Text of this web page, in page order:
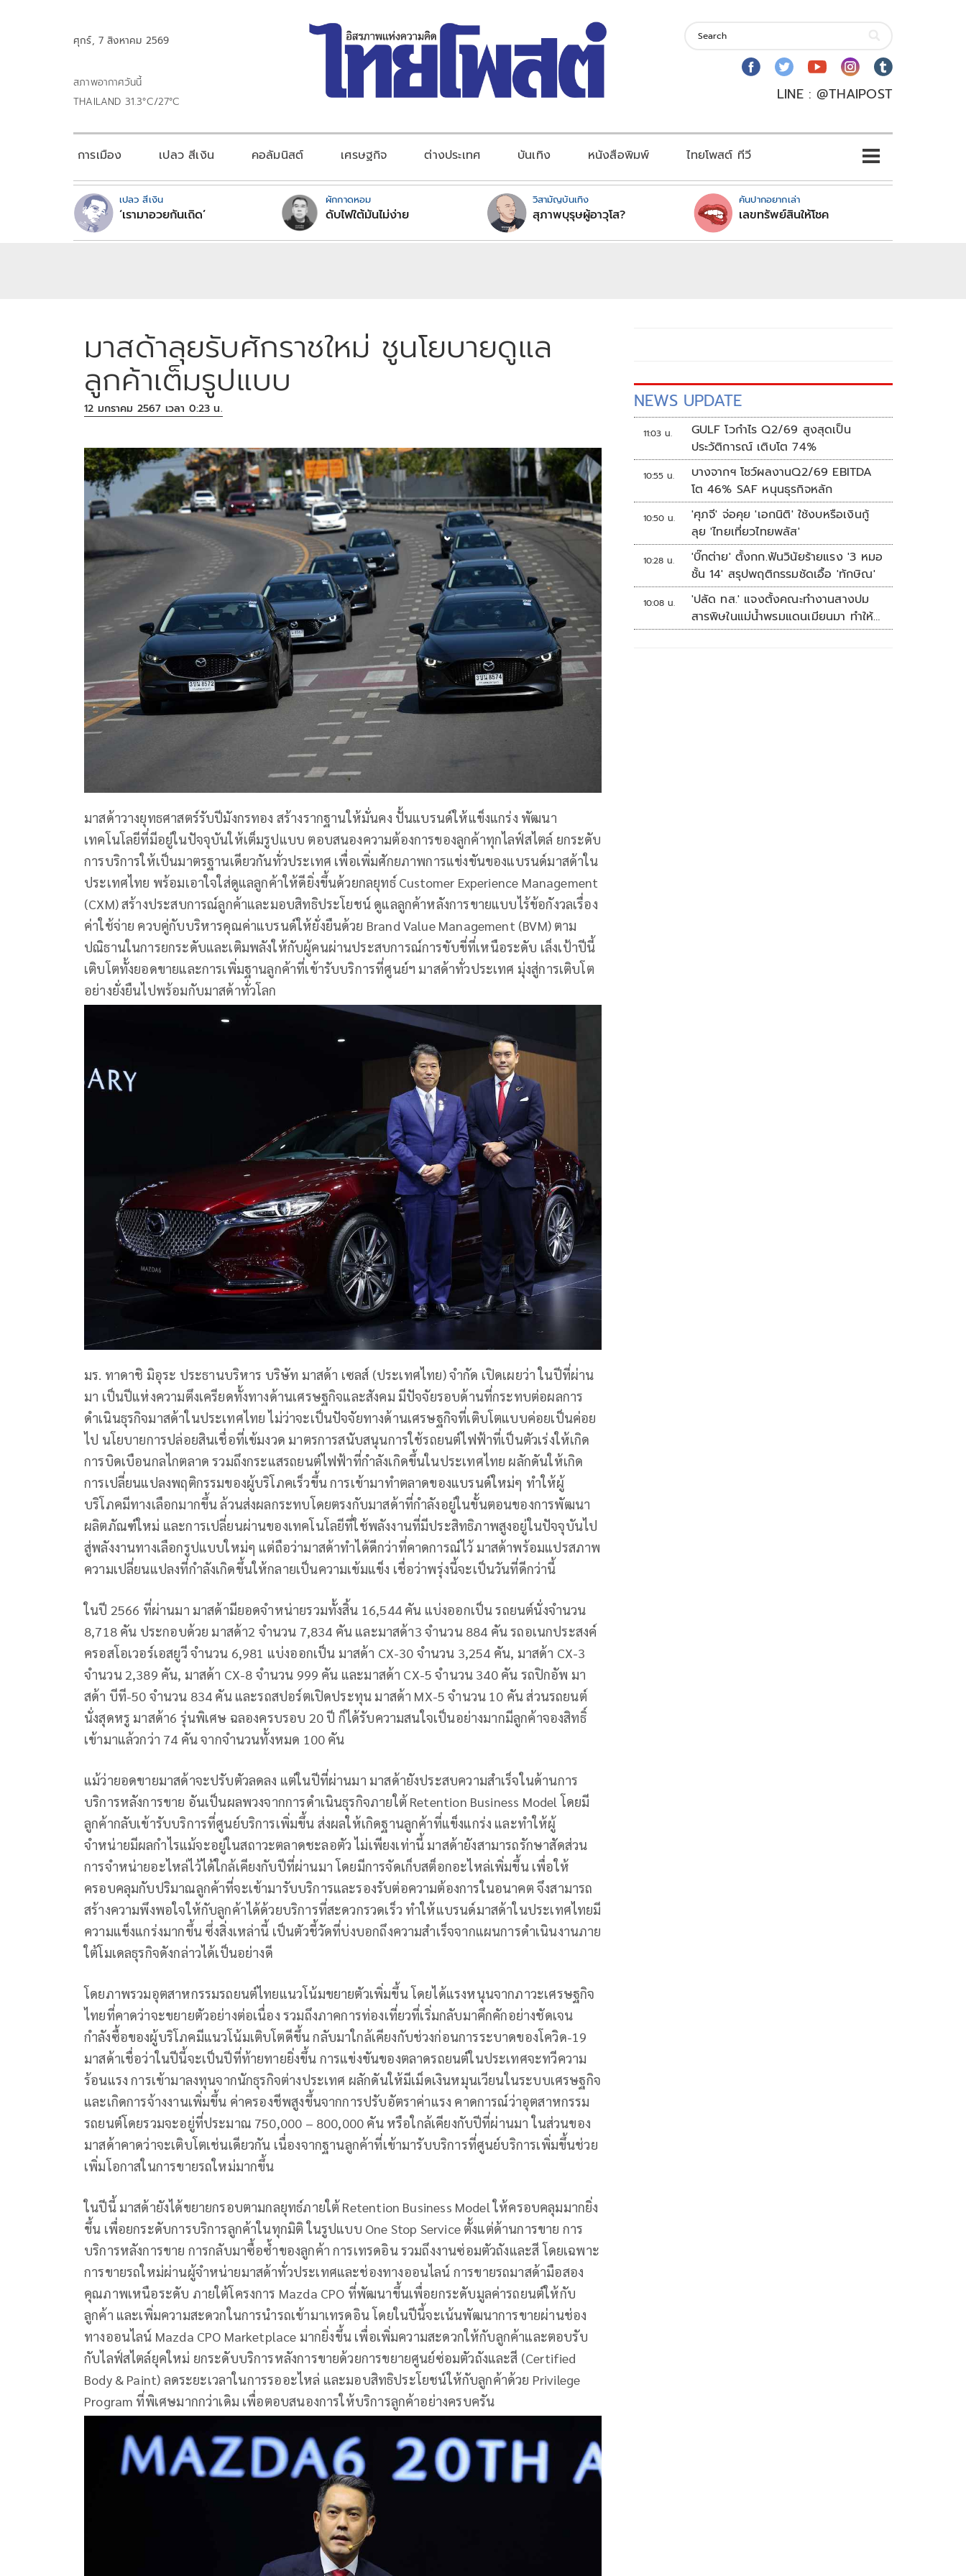
ศุกร์, 7 สิงหาคม 2569
สภาพอากาศวันนี้
THAILAND 31.3°C/27°C
LINE : @THAIPOST
การเมือง เปลว สีเงิน คอลัมนิสต์ เศรษฐกิจ ต่างประเทศ บันเทิง หนังสือพิมพ์ ไทยโพสต์ ทีวี
เปลว สีเงิน
‘เรามาอวยกันเถิด’
ผักกาดหอม
ดับไฟใต้มันไม่ง่าย
วิสามัญบันเทิง
สุภาพบุรุษผู้อาวุโส?
คันปากอยากเล่า
เลขทรัพย์สินให้โชค
มาสด้าลุยรับศักราชใหม่ ชูนโยบายดูแล
ลูกค้าเต็มรูปแบบ
12 มกราคม 2567 เวลา 0:23 น.
มาสด้าวางยุทธศาสตร์รับปีมังกรทอง สร้างรากฐานให้มั่นคง ปั้นแบรนด์ให้แข็งแกร่ง พัฒนา
เทคโนโลยีที่มีอยู่ในปัจจุบันให้เต็มรูปแบบ ตอบสนองความต้องการของลูกค้าทุกไลฟ์สไตล์ ยกระดับ
การบริการให้เป็นมาตรฐานเดียวกันทั่วประเทศ เพื่อเพิ่มศักยภาพการแข่งขันของแบรนด์มาสด้าใน
ประเทศไทย พร้อมเอาใจใส่ดูแลลูกค้าให้ดียิ่งขึ้นด้วยกลยุทธ์ Customer Experience Management
(CXM) สร้างประสบการณ์ลูกค้าและมอบสิทธิประโยชน์ ดูแลลูกค้าหลังการขายแบบไร้ข้อกังวลเรื่อง
ค่าใช้จ่าย ควบคู่กับบริหารคุณค่าแบรนด์ให้ยั่งยืนด้วย Brand Value Management (BVM) ตาม
ปณิธานในการยกระดับและเติมพลังให้กับผู้คนผ่านประสบการณ์การขับขี่ที่เหนือระดับ เล็งเป้าปีนี้
เติบโตทั้งยอดขายและการเพิ่มฐานลูกค้าที่เข้ารับบริการที่ศูนย์ฯ มาสด้าทั่วประเทศ มุ่งสู่การเติบโต
อย่างยั่งยืนไปพร้อมกับมาสด้าทั่วโลก
มร. ทาดาชิ มิอุระ ประธานบริหาร บริษัท มาสด้า เซลส์ (ประเทศไทย) จำกัด เปิดเผยว่า ในปีที่ผ่าน
มา เป็นปีแห่งความตึงเครียดทั้งทางด้านเศรษฐกิจและสังคม มีปัจจัยรอบด้านที่กระทบต่อผลการ
ดำเนินธุรกิจมาสด้าในประเทศไทย ไม่ว่าจะเป็นปัจจัยทางด้านเศรษฐกิจที่เติบโตแบบค่อยเป็นค่อย
ไป นโยบายการปล่อยสินเชื่อที่เข้มงวด มาตรการสนับสนุนการใช้รถยนต์ไฟฟ้าที่เป็นตัวเร่งให้เกิด
การบิดเบือนกลไกตลาด รวมถึงกระแสรถยนต์ไฟฟ้าที่กำลังเกิดขึ้นในประเทศไทย ผลักดันให้เกิด
การเปลี่ยนแปลงพฤติกรรมของผู้บริโภคเร็วขึ้น การเข้ามาทำตลาดของแบรนด์ใหม่ๆ ทำให้ผู้
บริโภคมีทางเลือกมากขึ้น ล้วนส่งผลกระทบโดยตรงกับมาสด้าที่กำลังอยู่ในขั้นตอนของการพัฒนา
ผลิตภัณฑ์ใหม่ และการเปลี่ยนผ่านของเทคโนโลยีที่ใช้พลังงานที่มีประสิทธิภาพสูงอยู่ในปัจจุบันไป
สู่พลังงานทางเลือกรูปแบบใหม่ๆ แต่ถือว่ามาสด้าทำได้ดีกว่าที่คาดการณ์ไว้ มาสด้าพร้อมแปรสภาพ
ความเปลี่ยนแปลงที่กำลังเกิดขึ้นให้กลายเป็นความเข้มแข็ง เชื่อว่าพรุ่งนี้จะเป็นวันที่ดีกว่านี้
ในปี 2566 ที่ผ่านมา มาสด้ามียอดจำหน่ายรวมทั้งสิ้น 16,544 คัน แบ่งออกเป็น รถยนต์นั่งจำนวน
8,718 คัน ประกอบด้วย มาสด้า2 จำนวน 7,834 คัน และมาสด้า3 จำนวน 884 คัน รถอเนกประสงค์
ครอสโอเวอร์เอสยูวี จำนวน 6,981 แบ่งออกเป็น มาสด้า CX-30 จำนวน 3,254 คัน, มาสด้า CX-3
จำนวน 2,389 คัน, มาสด้า CX-8 จำนวน 999 คัน และมาสด้า CX-5 จำนวน 340 คัน รถปิกอัพ มา
สด้า บีที-50 จำนวน 834 คัน และรถสปอร์ตเปิดประทุน มาสด้า MX-5 จำนวน 10 คัน ส่วนรถยนต์
นั่งสุดหรู มาสด้า6 รุ่นพิเศษ ฉลองครบรอบ 20 ปี ก็ได้รับความสนใจเป็นอย่างมากมีลูกค้าจองสิทธิ์
เข้ามาแล้วกว่า 74 คัน จากจำนวนทั้งหมด 100 คัน
แม้ว่ายอดขายมาสด้าจะปรับตัวลดลง แต่ในปีที่ผ่านมา มาสด้ายังประสบความสำเร็จในด้านการ
บริการหลังการขาย อันเป็นผลพวงจากการดำเนินธุรกิจภายใต้ Retention Business Model โดยมี
ลูกค้ากลับเข้ารับบริการที่ศูนย์บริการเพิ่มขึ้น ส่งผลให้เกิดฐานลูกค้าที่แข็งแกร่ง และทำให้ผู้
จำหน่ายมีผลกำไรแม้จะอยู่ในสถาวะตลาดชะลอตัว ไม่เพียงเท่านี้ มาสด้ายังสามารถรักษาสัดส่วน
การจำหน่ายอะไหล่ไว้ได้ใกล้เคียงกับปีที่ผ่านมา โดยมีการจัดเก็บสต็อกอะไหล่เพิ่มขึ้น เพื่อให้
ครอบคลุมกับปริมาณลูกค้าที่จะเข้ามารับบริการและรองรับต่อความต้องการในอนาคต จึงสามารถ
สร้างความพึงพอใจให้กับลูกค้าได้ด้วยบริการที่สะดวกรวดเร็ว ทำให้แบรนด์มาสด้าในประเทศไทยมี
ความแข็งแกร่งมากขึ้น ซึ่งสิ่งเหล่านี้ เป็นตัวชี้วัดที่บ่งบอกถึงความสำเร็จจากแผนการดำเนินงานภาย
ใต้โมเดลธุรกิจดังกล่าวได้เป็นอย่างดี
โดยภาพรวมอุตสาหกรรมรถยนต์ไทยแนวโน้มขยายตัวเพิ่มขึ้น โดยได้แรงหนุนจากภาวะเศรษฐกิจ
ไทยที่คาดว่าจะขยายตัวอย่างต่อเนื่อง รวมถึงภาคการท่องเที่ยวที่เริ่มกลับมาคึกคักอย่างชัดเจน
กำลังซื้อของผู้บริโภคมีแนวโน้มเติบโตดีขึ้น กลับมาใกล้เคียงกับช่วงก่อนการระบาดของโควิด-19
มาสด้าเชื่อว่าในปีนี้จะเป็นปีที่ท้ายทายยิ่งขึ้น การแข่งขันของตลาดรถยนต์ในประเทศจะทวีความ
ร้อนแรง การเข้ามาลงทุนจากนักธุรกิจต่างประเทศ ผลักดันให้มีเม็ดเงินหมุนเวียนในระบบเศรษฐกิจ
และเกิดการจ้างงานเพิ่มขึ้น ค่าครองชีพสูงขึ้นจากการปรับอัตราค่าแรง คาดการณ์ว่าอุตสาหกรรม
รถยนต์โดยรวมจะอยู่ที่ประมาณ 750,000 – 800,000 คัน หรือใกล้เคียงกับปีที่ผ่านมา ในส่วนของ
มาสด้าคาดว่าจะเติบโตเช่นเดียวกัน เนื่องจากฐานลูกค้าที่เข้ามารับบริการที่ศูนย์บริการเพิ่มขึ้นช่วย
เพิ่มโอกาสในการขายรถใหม่มากขึ้น
ในปีนี้ มาสด้ายังได้ขยายกรอบตามกลยุทธ์ภายใต้ Retention Business Model ให้ครอบคลุมมากยิ่ง
ขึ้น เพื่อยกระดับการบริการลูกค้าในทุกมิติ ในรูปแบบ One Stop Service ตั้งแต่ด้านการขาย การ
บริการหลังการขาย การกลับมาซื้อซ้ำของลูกค้า การเทรดอิน รวมถึงงานซ่อมตัวถังและสี โดยเฉพาะ
การขายรถใหม่ผ่านผู้จำหน่ายมาสด้าทั่วประเทศและช่องทางออนไลน์ การขายรถมาสด้ามือสอง
คุณภาพเหนือระดับ ภายใต้โครงการ Mazda CPO ที่พัฒนาขึ้นเพื่อยกระดับมูลค่ารถยนต์ให้กับ
ลูกค้า และเพิ่มความสะดวกในการนำรถเข้ามาเทรดอิน โดยในปีนี้จะเน้นพัฒนาการขายผ่านช่อง
ทางออนไลน์ Mazda CPO Marketplace มากยิ่งขึ้น เพื่อเพิ่มความสะดวกให้กับลูกค้าและตอบรับ
กับไลฟ์สไตล์ยุคใหม่ ยกระดับบริการหลังการขายด้วยการขยายศูนย์ซ่อมตัวถังและสี (Certified
Body & Paint) ลดระยะเวลาในการรออะไหล่ และมอบสิทธิประโยชน์ให้กับลูกค้าด้วย Privilege
Program ที่พิเศษมากกว่าเดิม เพื่อตอบสนองการให้บริการลูกค้าอย่างครบครัน
NEWS UPDATE
11:03 น.
GULF โวกำไร Q2/69 สูงสุดเป็น
ประวัติการณ์ เติบโต 74%
10:55 น.
บางจากฯ โชว์ผลงานQ2/69 EBITDA
โต 46% SAF หนุนธุรกิจหลัก
10:50 น.
'ศุภจี' จ่อคุย 'เอกนิติ' ใช้งบหรือเงินกู้
ลุย 'ไทยเที่ยวไทยพลัส'
10:28 น.
'บิ๊กต่าย' ตั้งกก.ฟันวินัยร้ายแรง '3 หมอ
ชั้น 14' สรุปพฤติกรรมชัดเอื้อ 'ทักษิณ'
10:08 น.
'ปลัด ทส.' แจงตั้งคณะทำงานสางปม
สารพิษในแม่น้ำพรมแดนเมียนมา ทำให้
แก้ปัญหารวดเร็ว